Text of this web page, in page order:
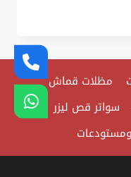
مظلات قماش
سواتر قص ليزر